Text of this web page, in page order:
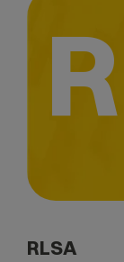
R
RLSA